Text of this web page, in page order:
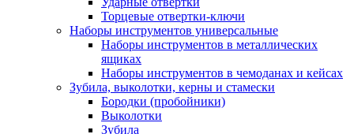
Торцевые отвертки-ключи
Наборы инструментов универсальные
Наборы инструментов в металлических
ящиках
Наборы инструментов в чемоданах и кейсах
Зубила, выколотки, керны и стамески
Бородки (пробойники)
Выколотки
Зубила